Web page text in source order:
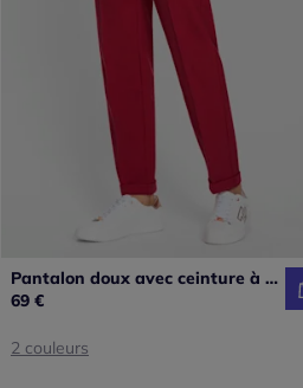
Pantalon doux avec ceinture à passants et poches devant
69 €
2 couleurs